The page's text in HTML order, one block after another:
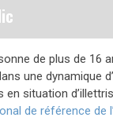
de plus de 16
une dynamique
en situation
de référence de